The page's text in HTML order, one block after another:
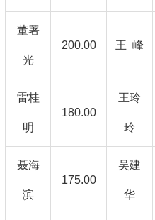
董署
光
200.00 王 峰
雷桂
明
180.00
王玲
玲
聂海
滨
175.00
吴建
华